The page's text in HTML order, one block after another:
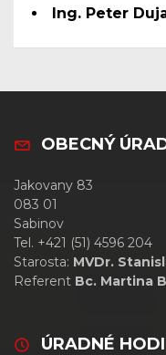
Ing. Peter
OBECNÝ
Jakovany 83
083 01
Sabinov
Tel. +421 (51) 4596 204
Starosta: MVDr.
Referent Bc. Martina
ÚRADNÉ